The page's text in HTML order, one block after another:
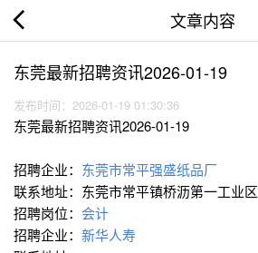
文章内容
东莞最新招聘资讯2026-01-19
发布时间：2026-01-19 01:30:36
东莞最新招聘资讯2026-01-19
招聘企业： 东莞市常平强盛纸品厂
联系地址：东莞市常平镇桥沥第一工业区
招聘岗位： 会计
招聘企业： 新华人寿